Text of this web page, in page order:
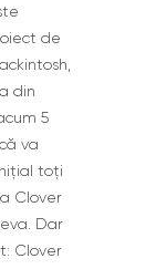
de
din
5
va
toți
Clover
Dar
Clover